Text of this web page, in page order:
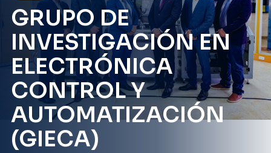
GRUPO DE
INVESTIGACIÓN EN
ELECTRÓNICA
CONTROL Y
AUTOMATIZACIÓN
(GIECA)